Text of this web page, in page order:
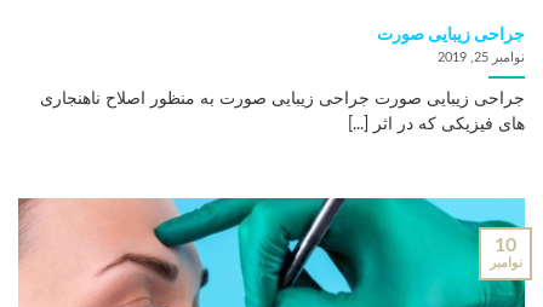
جراحی زیبایی صورت
نوامبر 25, 2019
جراحی زیبایی صورت جراحی زیبایی صورت به منظور اصلاح ناهنجاری
های فیزیکی که در اثر [...]
10
نوامبر